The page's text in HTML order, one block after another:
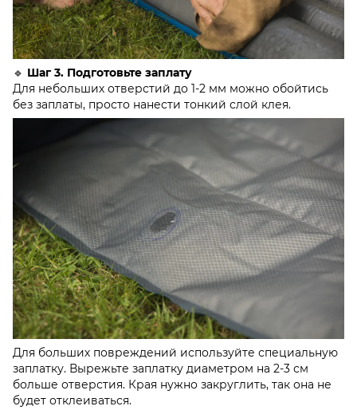
🔹 Шаг 3. Подготовьте заплату
Для небольших отверстий до 1-2 мм можно обойтись
без заплаты, просто нанести тонкий слой клея.
Для больших повреждений используйте специальную
заплатку. Вырежьте заплатку диаметром на 2-3 см
больше отверстия. Края нужно закруглить, так она не
будет отклеиваться.